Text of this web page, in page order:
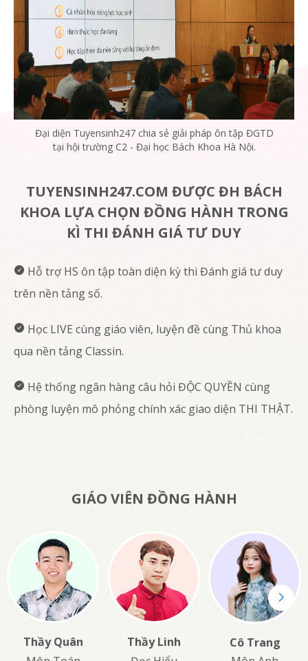
Đại diện Tuyensinh247 chia sẻ giải pháp ôn tập ĐGTD
tại hội trường C2 - Đại học Bách Khoa Hà Nội.
TUYENSINH247.COM ĐƯỢC ĐH BÁCH
KHOA LỰA CHỌN ĐỒNG HÀNH TRONG
KÌ THI ĐÁNH GIÁ TƯ DUY
Hỗ trợ HS ôn tập toàn diện kỳ thi Đánh giá tư duy
trên nền tảng số.
Học LIVE cùng giáo viên, luyện đề cùng Thủ khoa
qua nền tảng Classin.
Hệ thống ngân hàng câu hỏi ĐỘC QUYỀN cùng
phòng luyện mô phỏng chính xác giao diện THI THẬT.
GIÁO VIÊN ĐỒNG HÀNH
Thầy Linh
Cô Trang
Thầy Nội